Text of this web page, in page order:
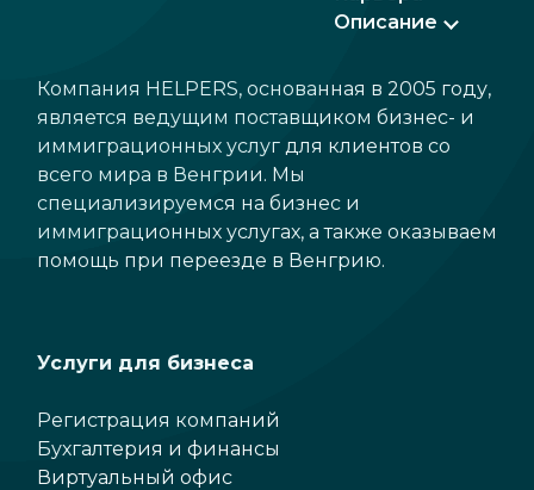
Описание
Компания HELPERS, основанная в 2005 году,
является ведущим поставщиком бизнес- и
иммиграционных услуг для клиентов со
всего мира в Венгрии. Мы
специализируемся на бизнес и
иммиграционных услугах, а также оказываем
помощь при переезде в Венгрию.
Услуги для бизнеса
Регистрация компаний
Бухгалтерия и финансы
Виртуальный офис